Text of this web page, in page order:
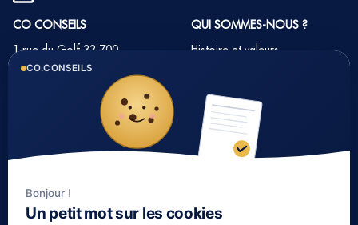
CO CONSEILS
1 rue du Golf 33 700
MERIGNAC
Tél : 05 35 54 22 54
QUI SOMMES-NOUS ?
Histoire et valeurs
Nos partenaires
Notre méthode
Nos tarifs immobilier
LIENS UTILES
CO.CONSEILS
Bonjour !
Un petit mot sur les cookies